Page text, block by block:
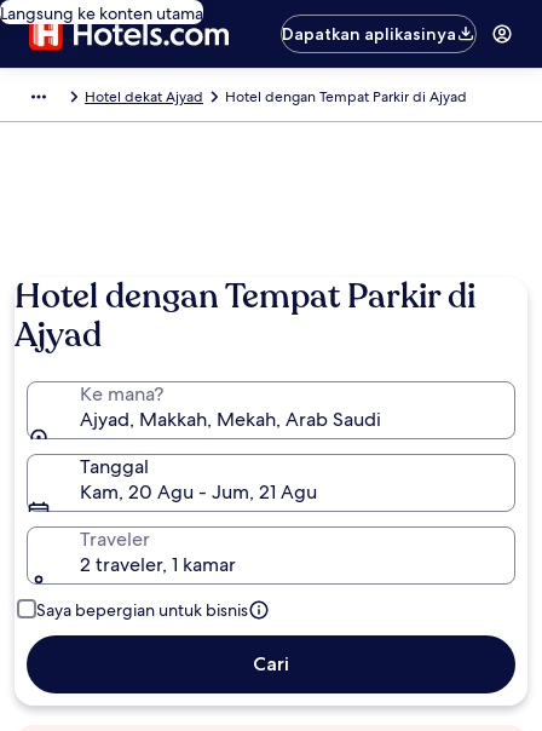
Langsung ke konten utama
Dapatkan aplikasinya
Hotel dekat Ajyad Hotel dengan Tempat Parkir di Ajyad
Hotel dengan Tempat Parkir di
Ajyad
Ke mana?
Ajyad, Makkah, Mekah, Arab Saudi
Tanggal
Kam, 20 Agu - Jum, 21 Agu
Traveler
2 traveler, 1 kamar
Saya bepergian untuk bisnis
Cari